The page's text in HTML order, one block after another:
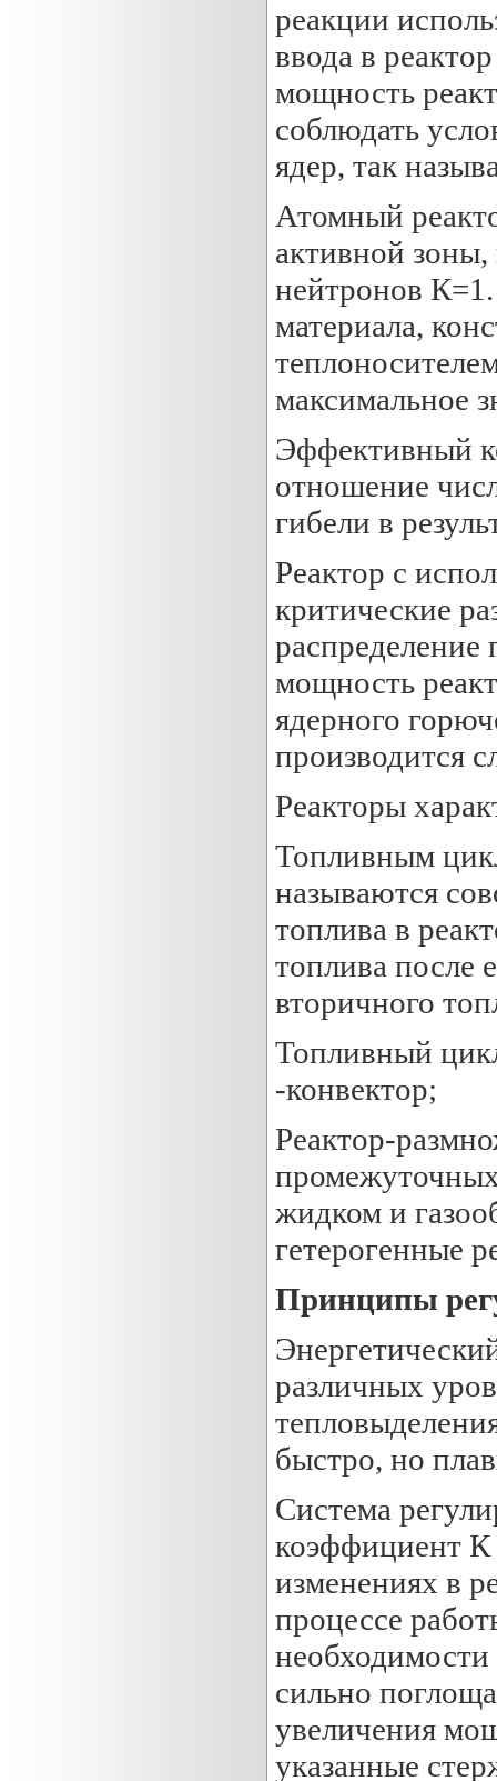
реакции
ввода в
мощность
соблюдать
ядер, так
Атомный
активной
нейтронов К=1.
материала,
максимальное
Эффективный
отношение
гибели в
Реактор с
критические
распределение
мощность
ядерного
производится
Реакторы
Топливным
называются
топлива в
топлива после
вторичного
Топливный
-конвектор;
Реактор-
жидком и
гетерогенные
Принципы
различных
быстро, но
Система
коэффициент К
изменениях в
процессе
сильно
увеличения
указанные